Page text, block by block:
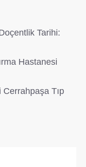
Tarihi:
Hastanesi
Tıp